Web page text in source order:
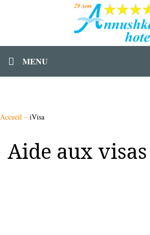
MENU
Accueil – iVisa
Aide aux visas